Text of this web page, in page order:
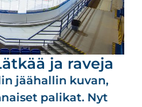
ja raveja
jäähallin kuvan,
palikat. Nyt